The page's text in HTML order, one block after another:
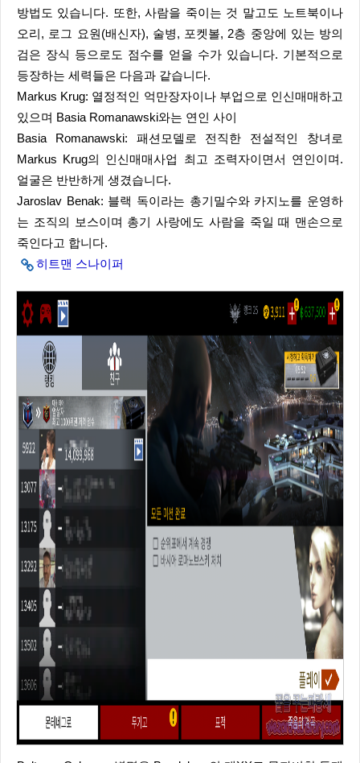
방법도 있습니다. 또한, 사람을 죽이는 것 말고도 노트북이나
오리, 로그 요원(배신자), 술병, 포켓볼, 2층 중앙에 있는 방의
검은 장식 등으로도 점수를 얻을 수가 있습니다. 기본적으로
등장하는 세력들은 다음과 같습니다.
Markus Krug: 열정적인 억만장자이나 부업으로 인신매매하고
있으며 Basia Romanawski와는 연인 사이
Basia Romanawski: 패션모델로 전직한 전설적인 창녀로
Markus Krug의 인신매매사업 최고 조력자이면서 연인이며.
얼굴은 반반하게 생겼습니다.
Jaroslav Benak: 블랙 독이라는 총기밀수와 카지노를 운영하
는 조직의 보스이며 총기 사랑에도 사람을 죽일 때 맨손으로
죽인다고 합니다.
히트맨 스나이퍼